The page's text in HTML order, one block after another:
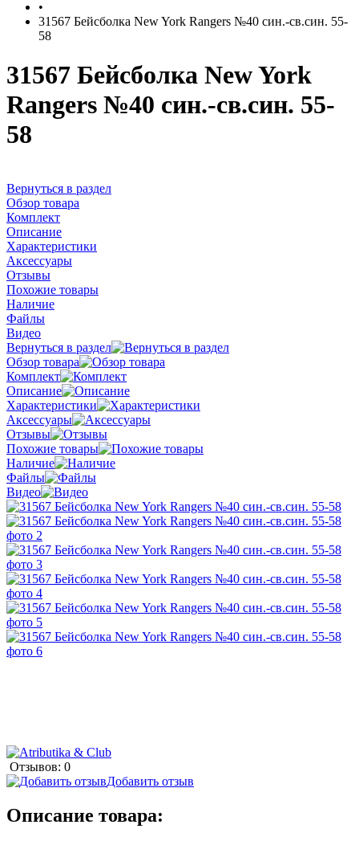
•
31567 Бейсболка New York Rangers №40 син.-св.син. 55-
58
31567 Бейсболка New York
Rangers №40 син.-св.син. 55-
58
Вернуться в раздел
Обзор товара
Комплект
Описание
Характеристики
Аксессуары
Отзывы
Похожие товары
Наличие
Файлы
Видео
Вернуться в раздел
Обзор товара
Комплект
Описание
Характеристики
Аксессуары
Отзывы
Похожие товары
Наличие
Файлы
Видео
Отзывов: 0
Добавить отзыв
Описание товара: